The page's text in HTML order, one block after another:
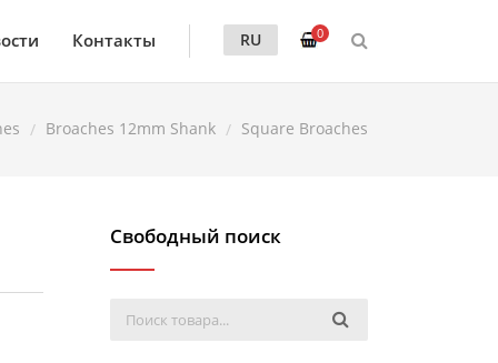
0
RU
Контакты
Broaches 12mm Shank Square Broaches
Свободный поиск